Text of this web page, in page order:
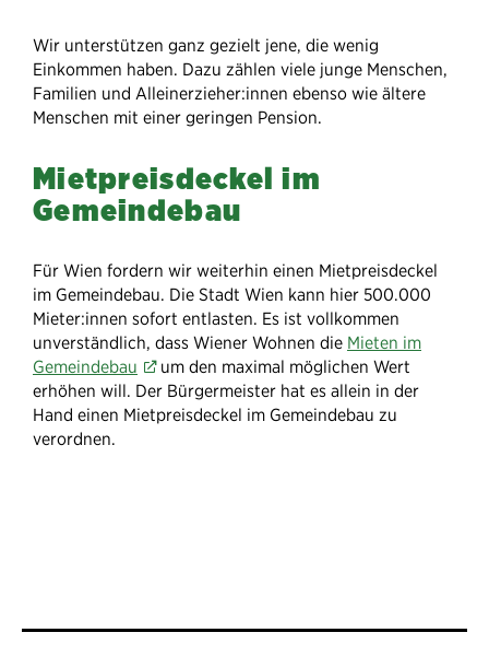
Wir unterstützen ganz gezielt jene, die wenig
Einkommen haben. Dazu zählen viele junge Menschen,
Familien und Alleinerzieher:innen ebenso wie ältere
Menschen mit einer geringen Pension.
Mietpreisdeckel im
Gemeindebau
Für Wien fordern wir weiterhin einen Mietpreisdeckel
im Gemeindebau. Die Stadt Wien kann hier 500.000
Mieter:innen sofort entlasten. Es ist vollkommen
unverständlich, dass Wiener Wohnen die Mieten im
Gemeindebau
um den maximal möglichen Wert
erhöhen will. Der Bürgermeister hat es allein in der
Hand einen Mietpreisdeckel im Gemeindebau zu
verordnen.